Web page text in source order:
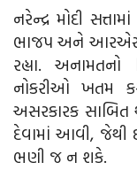
નરેન્દ્ર મોદી
ભાજપ અને
રહ્યા.
નોકરીઓ ખતમ
અસરકારક સાબિત
દેવામાં આવી, જેથી
ભણી જ ન શકે.